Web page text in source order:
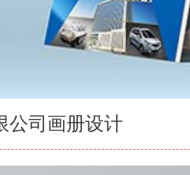
公司画册设计